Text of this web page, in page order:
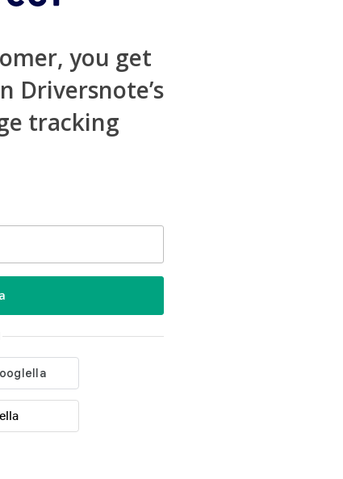
you get
Driversnote’s
tracking